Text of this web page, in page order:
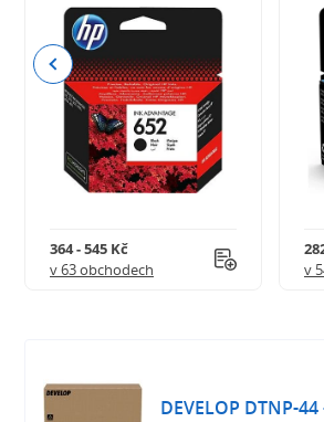
364 - 545 Kč
v 63 obchodech
v
Previous
DEVELOP DTNP-